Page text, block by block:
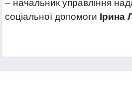
– начальник управління
соціальної допомоги Ірина